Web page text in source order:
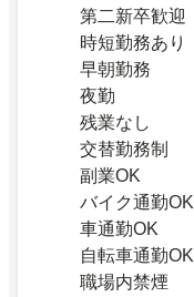
第二新卒歓迎
時短勤務あり
早朝勤務
夜勤
残業なし
交替勤務制
副業OK
バイク通勤OK
車通勤OK
自転車通勤OK
職場内禁煙